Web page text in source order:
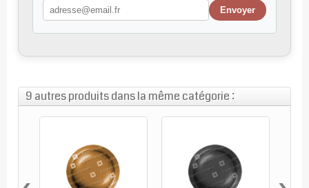
9 autres produits dans la même catégorie :